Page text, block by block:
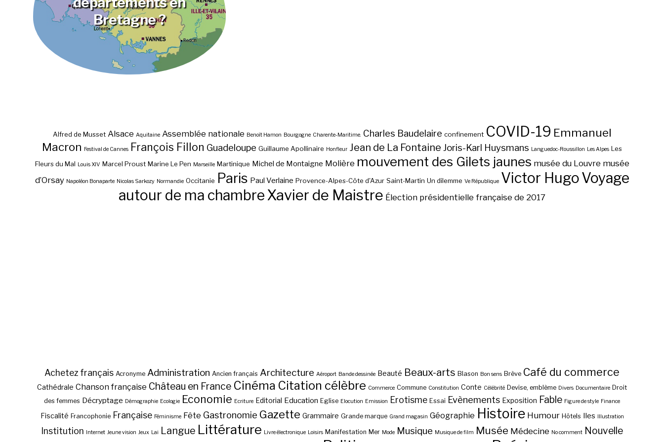
Bretagne ?
Alfred de Musset Alsace Aquitaine Assemblée nationale Benoît Hamon Bourgogne Charente-Maritime. Charles Baudelaire confinement COVID-19 Emmanuel
Macron Festival de Cannes François Fillon Guadeloupe Guillaume Apollinaire Honfleur Jean de La Fontaine Joris-Karl Huysmans Languedoc-Roussillon Les Alpes Les
Fleurs du Mal Louis XIV Marcel Proust Marine Le Pen Marseille Martinique Michel de Montaigne Molière mouvement des Gilets jaunes musée du Louvre musée
d’Orsay Napoléon Bonaparte Nicolas Sarkozy Normandie Occitanie Paris Paul Verlaine Provence-Alpes-Côte d'Azur Saint-Martin Un dilemme Ve République Victor HugoVoyage
autour de ma chambreXavier de Maistre Élection présidentielle française de 2017
Achetez français Acronyme Administration Ancien français Architecture Aéroport Bande dessinée Beauté Beaux-arts Blason Bon sens Brève Café du commerce
Cathédrale Chanson française Château en France Cinéma Citation célèbre Commerce Commune Constitution Conte Célébrité Devise, emblème Divers Documentaire Droit
des femmes Décryptage Démographie Ecologie Economie Ecriture Editorial Education Eglise Elocution Emission Erotisme Essai Evènements Exposition Fable Figure de style Finance
Fiscalité Francophonie Française Féminisme Fête Gastronomie Gazette Grammaire Grande marque Grand magasin Géographie Histoire Humour Hôtels Iles Illustration
Institution Internet Jeune vision Jeux Lai Langue Littérature Livre électronique Loisirs Manifestation Mer Mode Musique Musique de film Musée Médecine No comment Nouvelle